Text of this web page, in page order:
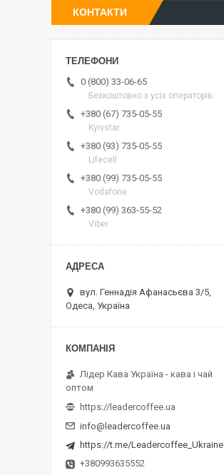
КОНТАКТИ
0 (800) 33-06-65
Безкоштовно з усіх операторів
+380 (67) 735-05-55
Kyivstar
+380 (93) 735-05-55
Lifecell
+380 (99) 735-05-55
Vodafone
+380 (99) 363-55-52
Viber
вул. Геннадія Афанасьєва 3/5,
Одеса, Україна
Лідер Кава Україна - кава і чай
оптом
https://leadercoffee.ua
info@leadercoffee.ua
https://t.me/Leadercoffee_Ukraine
+380993635552